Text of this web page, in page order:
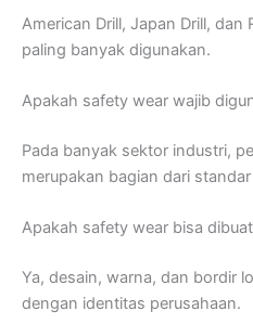
American Drill, Japan Drill,
paling banyak digunakan.
Apakah safety wear wajib
Pada banyak sektor industri,
merupakan bagian dari
Apakah safety wear bisa
Ya, desain, warna, dan bordir
dengan identitas perusahaan.